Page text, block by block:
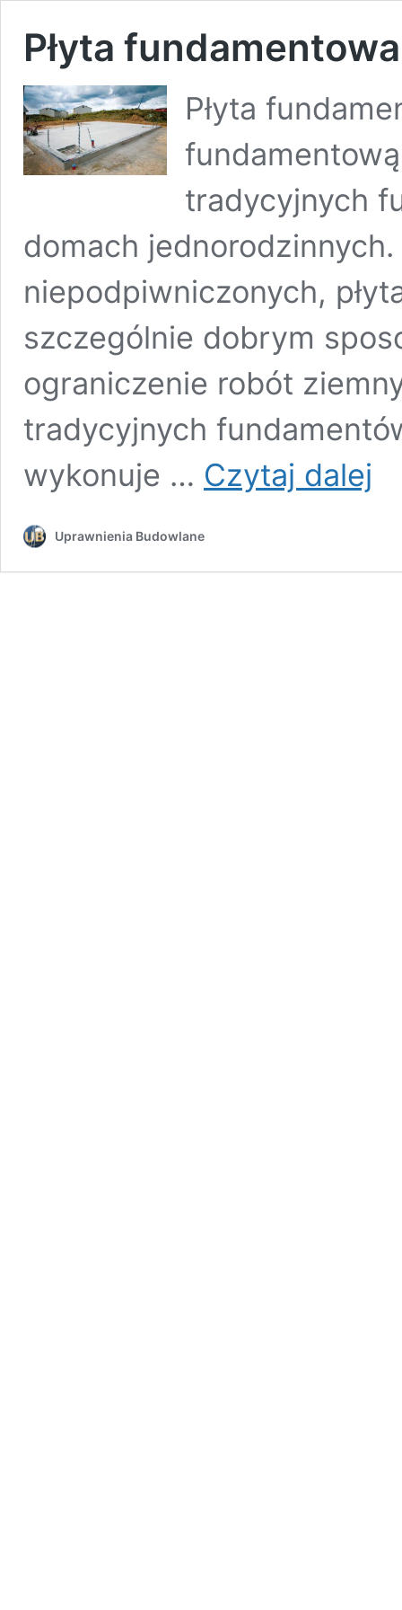
Płyta fundamentowa
Płyta
tradycyjnych
domach
niepodpiwniczonych,
szczególnie dobrym
ograniczenie robót
tradycyjnych
wykonuje … Czytaj dalej
Uprawnienia Budowlane